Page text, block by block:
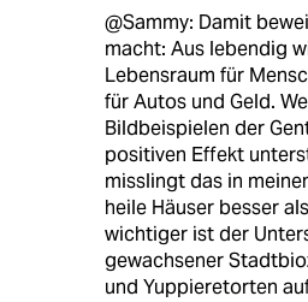
@Sammy: Damit
macht: Aus lebendig
Lebensraum für
für Autos und Geld.
Bildbeispielen der
positiven Effekt
misslingt das in
heile Häuser besser
wichtiger ist der
gewachsener
und Yuppieretorten